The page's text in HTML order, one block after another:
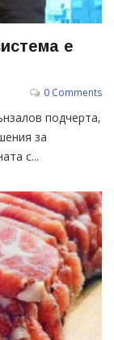
е
0 Comments
подчерта,
за
с...